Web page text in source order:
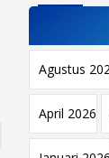
Agustus
April 2026